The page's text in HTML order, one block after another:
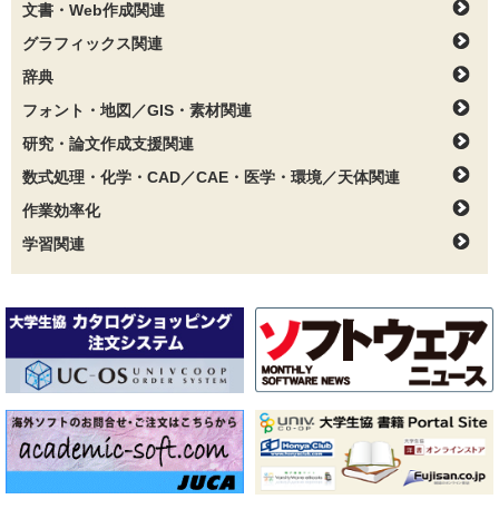
文書・Web作成関連
グラフィックス関連
辞典
フォント・地図／GIS・素材関連
研究・論文作成支援関連
数式処理・化学・CAD／CAE・医学・環境／天体関連
作業効率化
学習関連